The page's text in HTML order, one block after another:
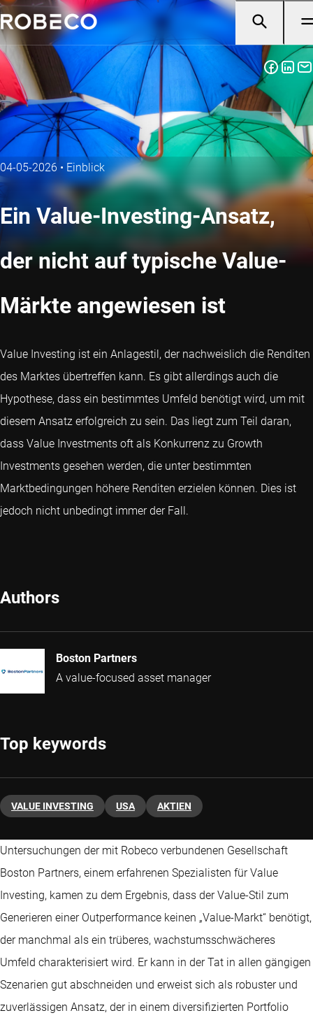
04-05-2026 • Einblick
Ein Value-Investing-Ansatz,
der nicht auf typische Value-
Märkte angewiesen ist
Value Investing ist ein Anlagestil, der nachweislich die Renditen
des Marktes übertreffen kann. Es gibt allerdings auch die
Hypothese, dass ein bestimmtes Umfeld benötigt wird, um mit
diesem Ansatz erfolgreich zu sein. Das liegt zum Teil daran,
dass Value Investments oft als Konkurrenz zu Growth
Investments gesehen werden, die unter bestimmten
Marktbedingungen höhere Renditen erzielen können. Dies ist
jedoch nicht unbedingt immer der Fall.
Authors
Boston Partners
A value-focused asset manager
Top keywords
VALUE INVESTING USA AKTIEN
Untersuchungen der mit Robeco verbundenen Gesellschaft
Boston Partners, einem erfahrenen Spezialisten für Value
Investing, kamen zu dem Ergebnis, dass der Value-Stil zum
Generieren einer Outperformance keinen „Value-Markt“ benötigt,
der manchmal als ein trüberes, wachstumsschwächeres
Umfeld charakterisiert wird. Er kann in der Tat in allen gängigen
Szenarien gut abschneiden und erweist sich als robuster und
zuverlässigen Ansatz, der in einem diversifizierten Portfolio